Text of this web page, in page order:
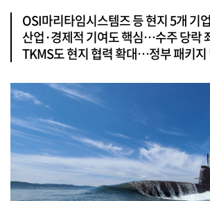
OSI마리타임시스템즈 등 현지 5개 기
산업·경제적 기여도 핵심…수주 당락
TKMS도 현지 협력 확대…정부 패키지